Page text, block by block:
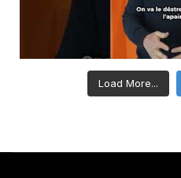
Load More...